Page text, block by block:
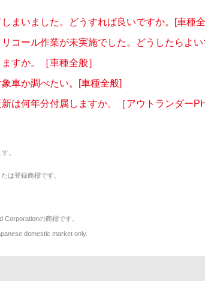
まいました。どうすれば良いですか。[車種
コール作業が未実施でした。どうしたらよい
すか。［車種全般］
車か調べたい。[車種全般]
は何年分付属しますか。［アウトランダー
。
は登録商標です。
の商標です。
domestic market only.